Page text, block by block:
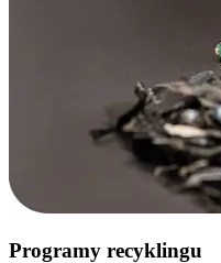
Programy recyklingu